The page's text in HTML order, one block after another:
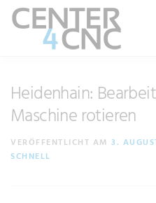
Heidenhain:
Maschine rotieren
VERÖFFENTLICHT AM 3.
SCHNELL